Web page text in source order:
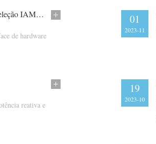
Como Escolher o Medidor de Energia Certo (Guia de Seleção IAMMETER)
de hardware
01
2023-11
reativa e
19
2023-10